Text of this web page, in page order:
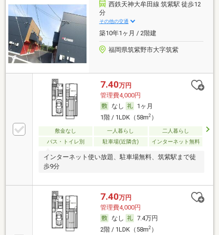
西鉄天神大牟田線 筑紫駅 徒歩12
分
その他の交通
築10年1ヶ月 / 2階建
福岡県筑紫野市大字筑紫
7.40万円
管理費4,000円
なし
1ヶ月
1階 / 1LDK（58m2）
敷金なし 一人暮らし
二人暮らし
バス・トイレ別
駐車場(近隣含) インターネット無料
インターネット使い放題、駐車場無料、筑紫駅まで徒
歩9分
7.40万円
管理費4,000円
なし
7.4万円
2階 / 1LDK（58m2）